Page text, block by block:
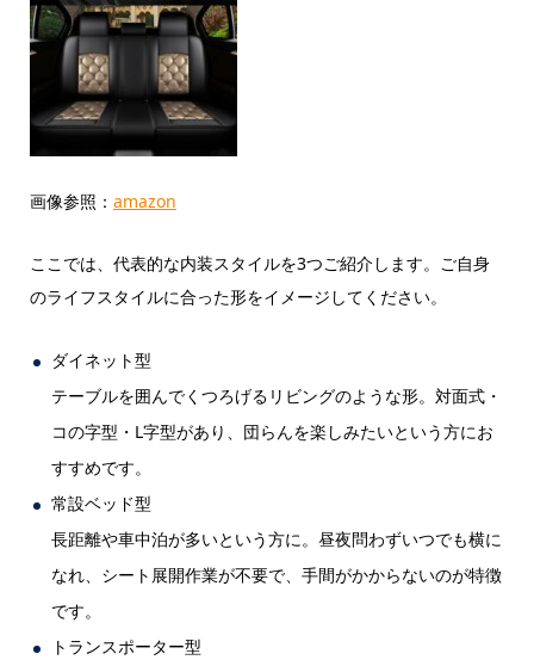
画像参照： amazon
ここでは、代表的な内装スタイルを3つご紹介します。ご自身
のライフスタイルに合った形をイメージしてください。
ダイネット型
テーブルを囲んでくつろげるリビングのような形。対面式・
コの字型・L字型があり、団らんを楽しみたいという方にお
すすめです。
常設ベッド型
長距離や車中泊が多いという方に。昼夜問わずいつでも横に
なれ、シート展開作業が不要で、手間がかからないのが特徴
です。
トランスポーター型